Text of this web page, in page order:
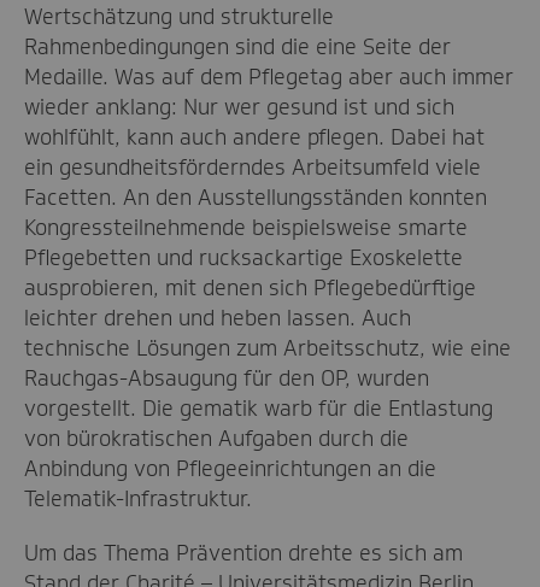
Wertschätzung und strukturelle
Rahmenbedingungen sind die eine Seite der
Medaille. Was auf dem Pflegetag aber auch immer
wieder anklang: Nur wer gesund ist und sich
wohlfühlt, kann auch andere pflegen. Dabei hat
ein gesundheitsförderndes Arbeitsumfeld viele
Facetten. An den Ausstellungsständen konnten
Kongressteilnehmende beispielsweise smarte
Pflegebetten und rucksackartige Exoskelette
ausprobieren, mit denen sich Pflegebedürftige
leichter drehen und heben lassen. Auch
technische Lösungen zum Arbeitsschutz, wie eine
Rauchgas-Absaugung für den OP, wurden
vorgestellt. Die gematik warb für die Entlastung
von bürokratischen Aufgaben durch die
Anbindung von Pflegeeinrichtungen an die
Telematik-Infrastruktur.
Um das Thema Prävention drehte es sich am